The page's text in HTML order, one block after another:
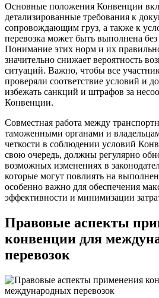
Основные положения Конвенции
детализированные требования к
сопровождающим груз, а также к
перевозка может быть выполнена
Понимание этих норм и их
значительно снижает вероятность
ситуаций. Важно, чтобы все
проверяли соответствие условий и
избежать санкций и штрафов за
Конвенции.
Совместная работа между
таможенными органами и
четкости в соблюдении условий
свою очередь, должны регулярно
возможных изменениях в
которые могут повлиять на
особенно важно для обеспечения
эффективности и минимизации
Правовые аспекты
конвенции для
перевозок